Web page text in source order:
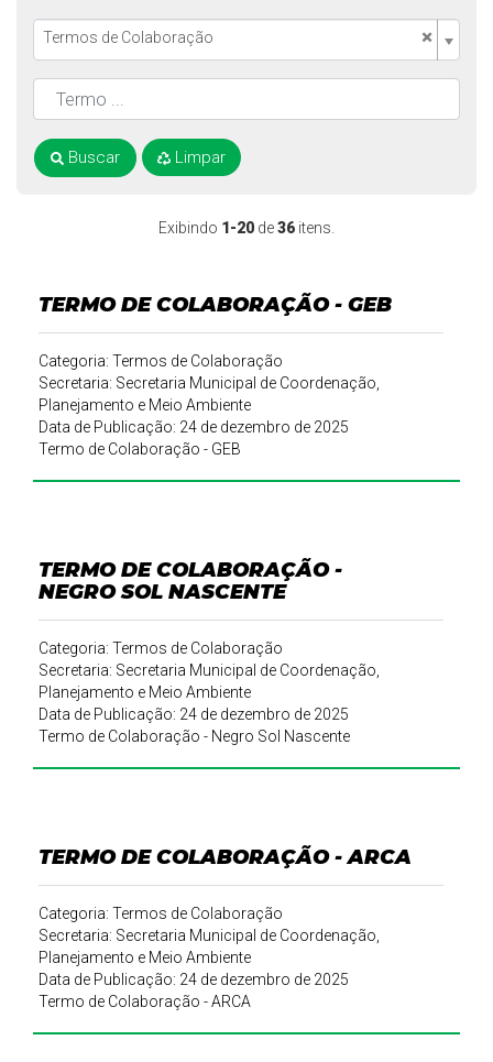
Exibindo 1-20 de36 itens.
TERMO DE COLABORAÇÃO - GEB
Categoria: Termos de Colaboração
Secretaria: Secretaria Municipal de Coordenação,
Planejamento e Meio Ambiente
Data de Publicação: 24 de dezembro de 2025
Termo de Colaboração - GEB
TERMO DE COLABORAÇÃO -
NEGRO SOL NASCENTE
Categoria: Termos de Colaboração
Secretaria: Secretaria Municipal de Coordenação,
Planejamento e Meio Ambiente
Data de Publicação: 24 de dezembro de 2025
Termo de Colaboração - Negro Sol Nascente
TERMO DE COLABORAÇÃO - ARCA
Categoria: Termos de Colaboração
Secretaria: Secretaria Municipal de Coordenação,
Planejamento e Meio Ambiente
Data de Publicação: 24 de dezembro de 2025
Termo de Colaboração - ARCA
×
Termos de Colaboração
Buscar Limpar